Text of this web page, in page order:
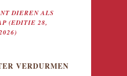
DIEREN ALS
(EDITIE 28,
VERDURMEN